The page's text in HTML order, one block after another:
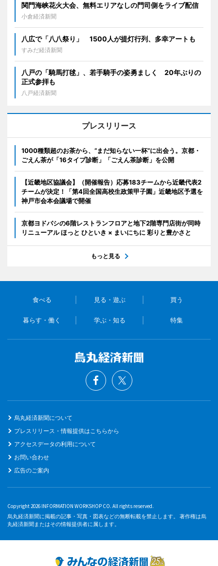
関門海峡花火大会、無料エリアなしの門司側をライブ配信
小倉経済新聞
八広で「八八祭り」 1500人が提灯行列、多幸アートも
すみだ経済新聞
八戸の「騎馬打毬」、若手騎手の姿勇ましく 20年ぶりの
正式参拝も
八戸経済新聞
プレスリリース
1000種類超のお茶から、“まだ知らない一杯”に出会う。京都・
ごえん茶が「16タイプ診断」「ごえん茶診断」を公開
【近畿地区協議会】（開催報告）応募183チームから近畿代表2
チームが決定！「第4回全国高校生政策甲子園」近畿地区予選を
神戸市会本会議場で開催
京都ヨドバシの6階レストランフロアと地下2階専門店街が同時
リニューアル ほっと ひといき × まいにちに 彩りと豊かさと
もっと見る
食べる 見る・遊ぶ 買う
暮らす・働く 学ぶ・知る 特集
烏丸経済新聞について
プレスリリース・情報提供はこちらから
アクセスデータの利用について
お問い合わせ
広告のご案内
Copyright 2026 INFORMATION WORKSHOP CO. All rights reserved.
烏丸経済新聞に掲載の記事・写真・図表などの無断転載を禁止します。 著作権は烏
丸経済新聞またはその情報提供者に属します。